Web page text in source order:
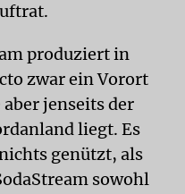
produziert in
zwar ein Vorort
jenseits der
liegt. Es
genützt, als
sowohl